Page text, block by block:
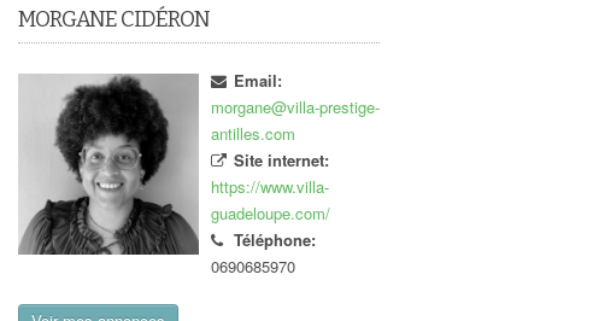
MORGANE CIDÉRON
Email:
morgane@villa-prestige-
antilles.com
Site internet:
https://www.villa-
guadeloupe.com/
Téléphone:
0690685970